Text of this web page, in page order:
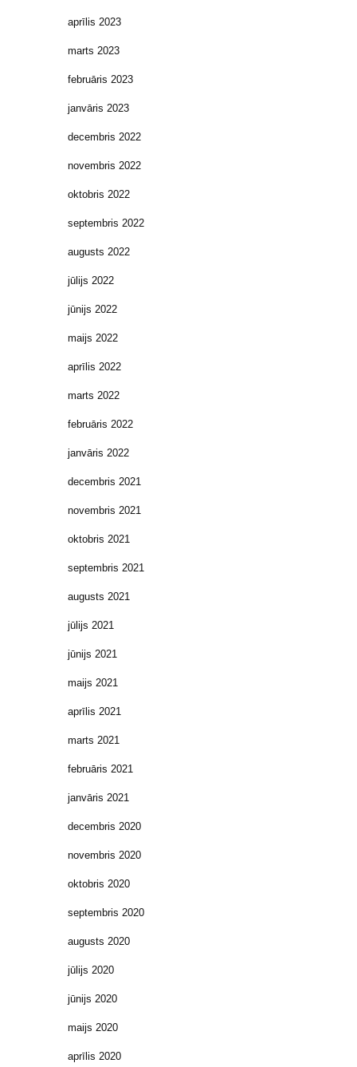
aprīlis 2023
marts 2023
februāris 2023
janvāris 2023
decembris 2022
novembris 2022
oktobris 2022
septembris 2022
augusts 2022
jūlijs 2022
jūnijs 2022
maijs 2022
aprīlis 2022
marts 2022
februāris 2022
janvāris 2022
decembris 2021
novembris 2021
oktobris 2021
septembris 2021
augusts 2021
jūlijs 2021
jūnijs 2021
maijs 2021
aprīlis 2021
marts 2021
februāris 2021
janvāris 2021
decembris 2020
novembris 2020
oktobris 2020
septembris 2020
augusts 2020
jūlijs 2020
jūnijs 2020
maijs 2020
aprīlis 2020